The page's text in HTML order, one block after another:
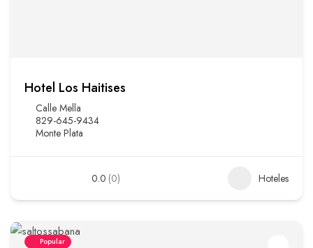
Hotel Los Haitises
Calle Mella
829-645-9434
Monte Plata
0.0 (0) Hoteles
Popular